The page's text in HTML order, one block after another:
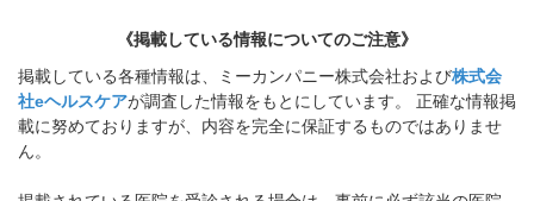
《掲載している情報についてのご注意》
掲載している各種情報は、ミーカンパニー株式会社および株式会
社eヘルスケアが調査した情報をもとにしています。 正確な情報掲
載に努めておりますが、内容を完全に保証するものではありませ
ん。